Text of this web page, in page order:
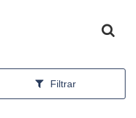
Filtrar